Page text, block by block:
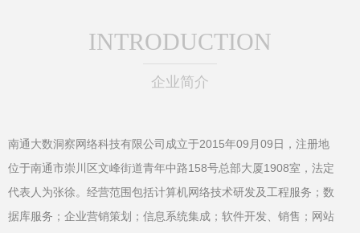
INTRODUCTION
企业简介
南通大数洞察网络科技有限公司成立于2015年09月09日，注册地
位于南通市崇川区文峰街道青年中路158号总部大厦1908室，法定
代表人为张徐。经营范围包括计算机网络技术研发及工程服务；数
据库服务；企业营销策划；信息系统集成；软件开发、销售；网站